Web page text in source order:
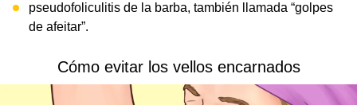
pseudofoliculitis de la barba, también llamada “golpes
de afeitar”.
Cómo evitar los vellos encarnados